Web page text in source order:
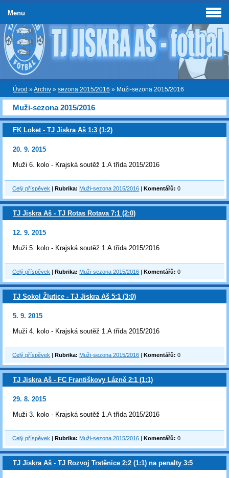
Úvod »Archiv » sezona 2015/2016 » Muži-sezona 2015/2016
Muži-sezona 2015/2016
FK Loket - TJ Jiskra Aš 1:3 (1:2)
20. 9. 2015
Muži 6. kolo - Krajská soutěž 1.A třída 2015/2016
Celý příspěvek |Rubrika: Muži-sezona 2015/2016 |Komentářů: 0
TJ Jiskra Aš - TJ Rotas Rotava 7:1 (2:0)
12. 9. 2015
Muži 5. kolo - Krajská soutěž 1.A třída 2015/2016
Celý příspěvek |Rubrika: Muži-sezona 2015/2016 |Komentářů: 0
TJ Sokol Žlutice - TJ Jiskra Aš 5:1 (3:0)
5. 9. 2015
Muži 4. kolo - Krajská soutěž 1.A třída 2015/2016
Celý příspěvek |Rubrika: Muži-sezona 2015/2016 |Komentářů: 0
TJ Jiskra Aš - FC Františkovy Lázně 2:1 (1:1)
29. 8. 2015
Muži 3. kolo - Krajská soutěž 1.A třída 2015/2016
Celý příspěvek |Rubrika: Muži-sezona 2015/2016 |Komentářů: 0
TJ Jiskra Aš - TJ Rozvoj Trstěnice 2:2 (1:1) na penalty 3:5
Menu